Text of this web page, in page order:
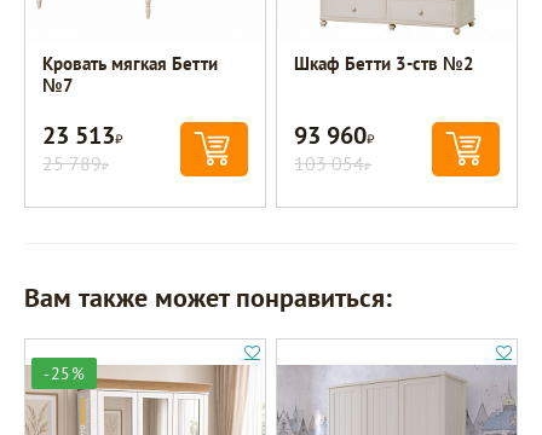
Кровать мягкая Бетти
№7
23 513Р
25 789Р
Шкаф Бетти 3-ств №2
93 960Р
103 054Р
Вам также может понравиться:
-25%